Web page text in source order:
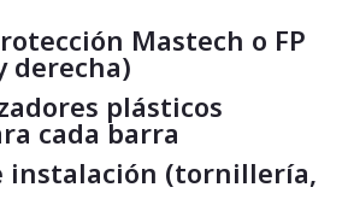
Mastech o FP
derecha)
plásticos
cada barra
instalación (tornillería,